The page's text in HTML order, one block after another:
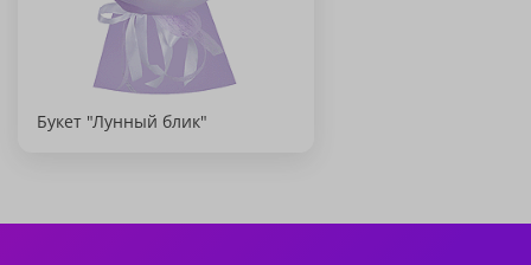
Букет "Лунный блик"